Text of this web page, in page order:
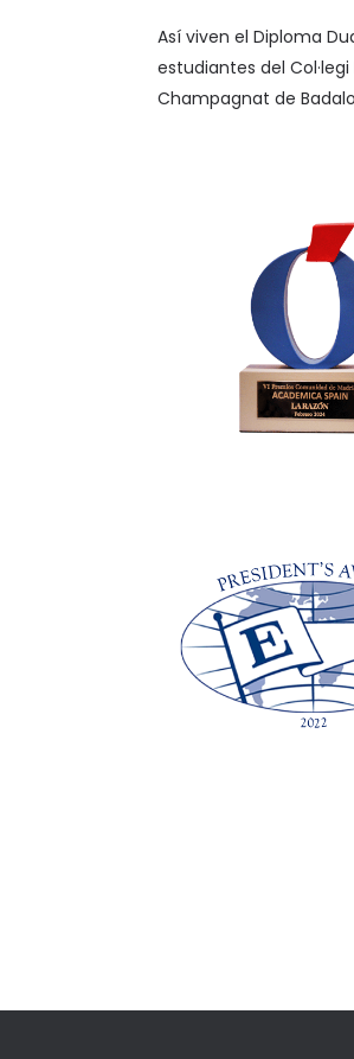
Así viven el Diploma
estudiantes del Col·legi
Champagnat de